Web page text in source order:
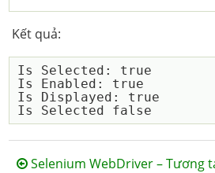
Kết quả:
Is Selected: true
Is Enabled: true
Is Displayed: true
Selenium WebDriver – Tương